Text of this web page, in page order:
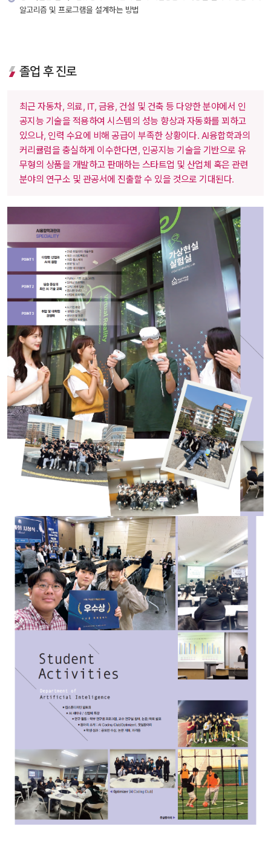
알고리즘 및 프로그램을 설계하는 방법
졸업 후 진로
최근 자동차, 의료, IT, 금융, 건설 및 건축 등 다양한 분야에서 인
공지능 기술을 적용하여 시스템의 성능 향상과 자동화를 꾀하고
있으나, 인력 수요에 비해 공급이 부족한 상황이다. AI융합학과의
커리큘럼을 충실하게 이수한다면, 인공지능 기술을 기반으로 유
무형의 상품을 개발하고 판매하는 스타트업 및 산업체 혹은 관련
분야의 연구소 및 관공서에 진출할 수 있을 것으로 기대된다.